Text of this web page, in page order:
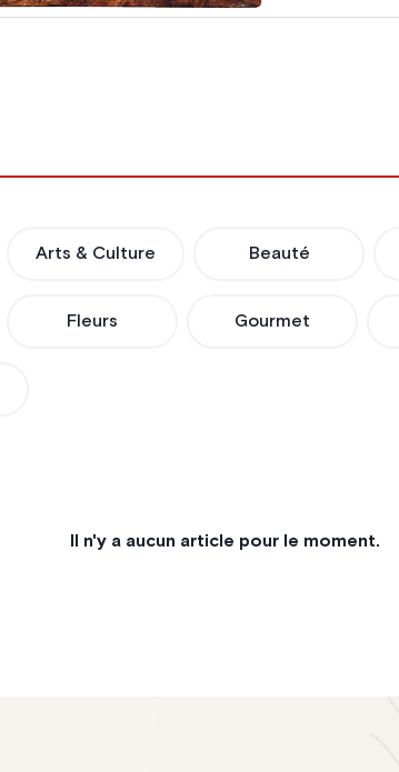
Arts & Culture Beauté
Fleurs Gourmet
Il n'y a aucun article pour le moment.